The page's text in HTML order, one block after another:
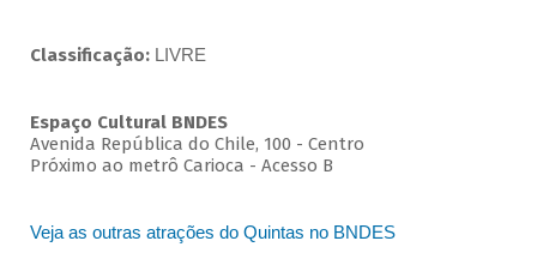
Classificação: LIVRE
Espaço Cultural BNDES
Avenida República do Chile, 100 - Centro
Próximo ao metrô Carioca - Acesso B
Veja as outras atrações do Quintas no BNDES